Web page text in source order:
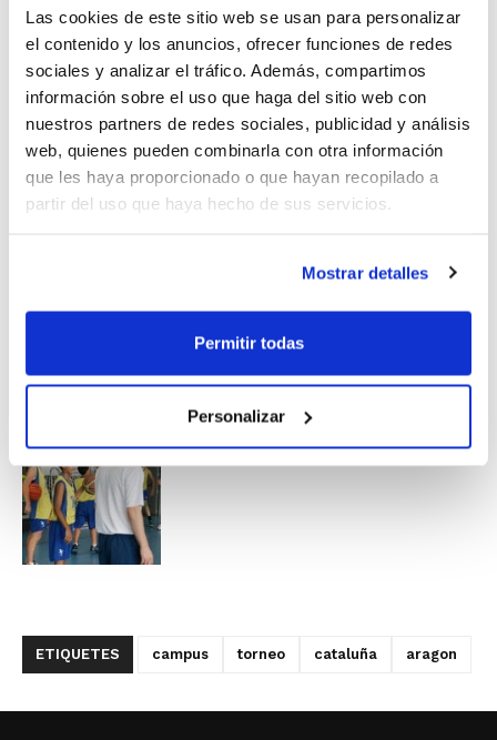
Las cookies de este sitio web se usan para personalizar
el contenido y los anuncios, ofrecer funciones de redes
sociales y analizar el tráfico. Además, compartimos
información sobre el uso que haga del sitio web con
nuestros partners de redes sociales, publicidad y análisis
web, quienes pueden combinarla con otra información
que les haya proporcionado o que hayan recopilado a
partir del uso que haya hecho de sus servicios.
Mostrar detalles
Permitir todas
Personalizar
Tecnificación Cadete, pero antes, los días 7 y 8 de julio
se celebrará en el Pabellón La Malvarrosa de Valencia
unTorneo junto a las selecciones de Cataluña y
Aragón. En representación de la Comunidad
Valenciana estarán los 12 mejores jugadores y
jugadoras del Campus. Un magnífico premio a su
esfuerzo.
ETIQUETES campus torneo cataluña aragon